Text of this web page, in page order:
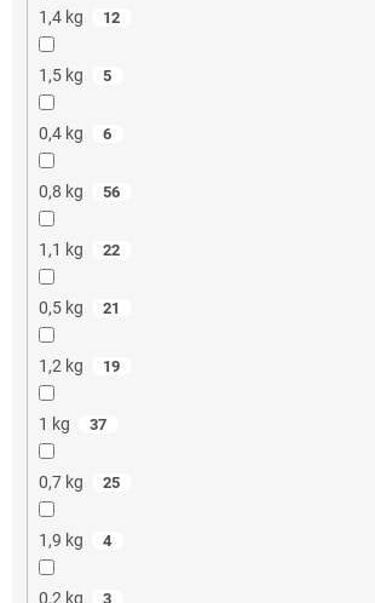
1,4 kg 12
1,5 kg 5
0,4 kg 6
0,8 kg 56
1,1 kg 22
0,5 kg 21
1,2 kg 19
1 kg 37
0,7 kg 25
1,9 kg 4
0,2 kg 3